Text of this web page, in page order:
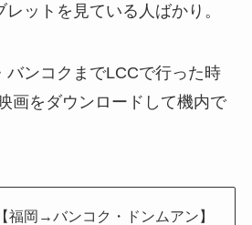
ットを見ている人ばかり。
バンコクまでLCCで行った時
画をダウンロードして機内で
【福岡→バンコク・ドンムアン】